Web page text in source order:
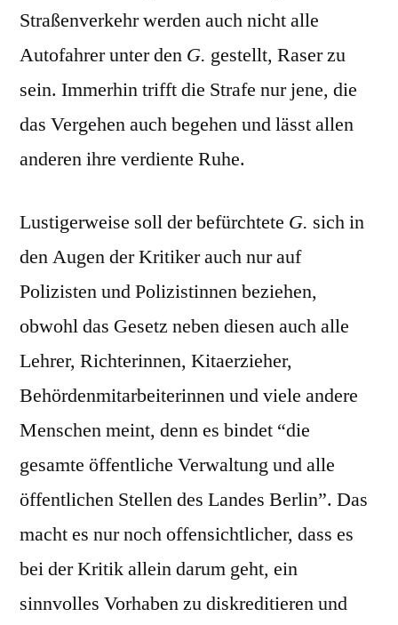
Straßenverkehr werden auch nicht alle
Autofahrer unter den G. gestellt, Raser zu
sein. Immerhin trifft die Strafe nur jene, die
das Vergehen auch begehen und lässt allen
anderen ihre verdiente Ruhe.
Lustigerweise soll der befürchtete G. sich in
den Augen der Kritiker auch nur auf
Polizisten und Polizistinnen beziehen,
obwohl das Gesetz neben diesen auch alle
Lehrer, Richterinnen, Kitaerzieher,
Behördenmitarbeiterinnen und viele andere
Menschen meint, denn es bindet “die
gesamte öffentliche Verwaltung und alle
öffentlichen Stellen des Landes Berlin”. Das
macht es nur noch offensichtlicher, dass es
bei der Kritik allein darum geht, ein
sinnvolles Vorhaben zu diskreditieren und